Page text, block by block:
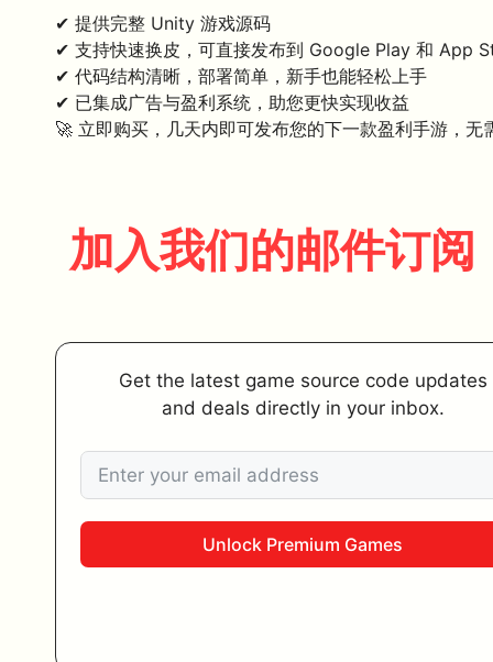
✔ 提供完整 Unity 游戏源码
✔ 支持快速换皮，可直接发布到 Google Play 和 App
✔ 代码结构清晰，部署简单，新手也能轻松上手
✔ 已集成广告与盈利系统，助您更快实现收益
🚀 立即购买，几天内即可发布您的下一款盈利手游，无
加入我们的邮件订阅
Get the latest game source code updates
and deals directly in your inbox.
Unlock Premium Games